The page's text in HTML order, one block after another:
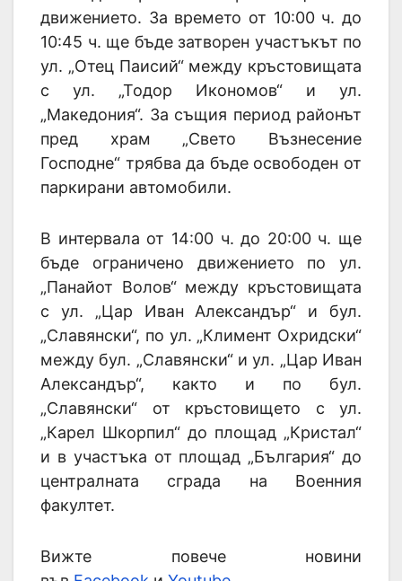
движението. За времето от 10:00 ч. до
10:45 ч. ще бъде затворен участъкът по
ул. „Отец Паисий“ между кръстовищата
с ул. „Тодор Икономов“ и ул.
„Македония“. За същия период районът
пред храм „Свето Възнесение
Господне“ трябва да бъде освободен от
паркирани автомобили.
В интервала от 14:00 ч. до 20:00 ч. ще
бъде ограничено движението по ул.
„Панайот Волов“ между кръстовищата
с ул. „Цар Иван Александър“ и бул.
„Славянски“, по ул. „Климент Охридски“
между бул. „Славянски“ и ул. „Цар Иван
Александър“, както и по бул.
„Славянски“ от кръстовището с ул.
„Карел Шкорпил“ до площад „Кристал“
и в участъка от площад „България“ до
централната сграда на Военния
факултет.
Вижте повече новини